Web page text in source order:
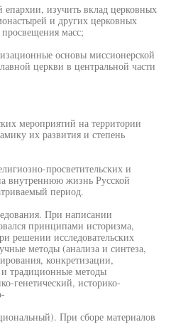
епархии, изучить вклад церковных
и других церковных
масс;
основы миссионерской
церкви в центральной части
мероприятий на территории
их развития и степень
просветительских и
внутреннюю жизнь Русской
период.
При написании
принципами историзма,
решении исследовательских
методы (анализа и синтеза,
конкретизации,
традиционные методы
генетический, историко-
При сборе материалов